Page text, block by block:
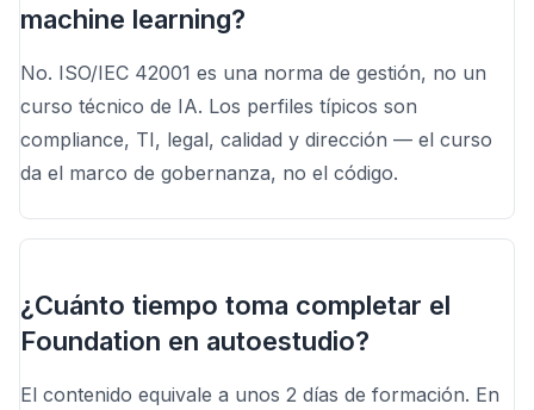
machine learning?
No. ISO/IEC 42001 es una norma de gestión, no un
curso técnico de IA. Los perfiles típicos son
compliance, TI, legal, calidad y dirección — el curso
da el marco de gobernanza, no el código.
¿Cuánto tiempo toma completar el
Foundation en autoestudio?
El contenido equivale a unos 2 días de formación. En